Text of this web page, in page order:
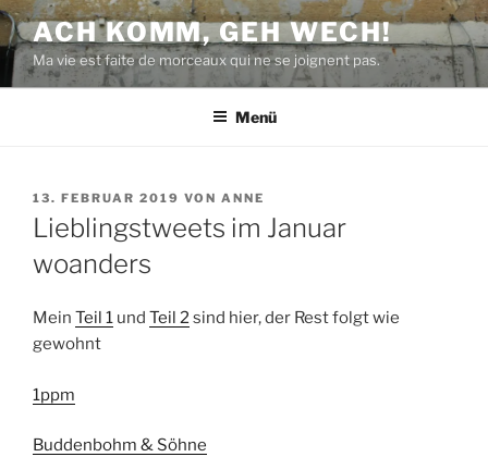
Zum
Inhalt
springen
ACH KOMM, GEH WECH!
Ma vie est faite de morceaux qui ne se joignent pas.
Menü
VERÖFFENTLICHT
AM
13. FEBRUAR 2019 VON ANNE
Lieblingstweets im Januar
woanders
Mein Teil 1 und Teil 2sind hier, der Rest folgt wie
gewohnt
1ppm
Buddenbohm & Söhne